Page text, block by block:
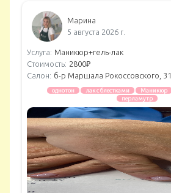
Марина
5 августа 2026 г.
Услуга: Маникюр+гель-лак
Стоимость: 2800₽
Салон: б-р Маршала Рокоссовского, 31
однотон лак с блестками Маникюр
перламутр